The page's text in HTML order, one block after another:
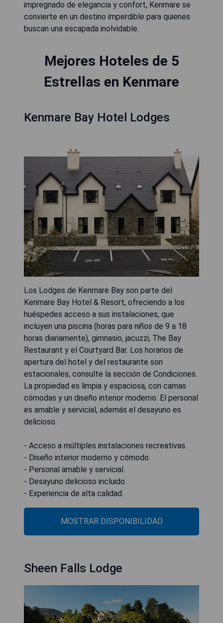
impregnado de elegancia y confort, Kenmare se
convierte en un destino imperdible para quienes
buscan una escapada inolvidable.
Mejores Hoteles de 5
Estrellas en Kenmare
Kenmare Bay Hotel Lodges
Los Lodges de Kenmare Bay son parte del
Kenmare Bay Hotel & Resort, ofreciendo a los
huéspedes acceso a sus instalaciones, que
incluyen una piscina (horas para niños de 9 a 18
horas diariamente), gimnasio, jacuzzi, The Bay
Restaurant y el Courtyard Bar. Los horarios de
apertura del hotel y del restaurante son
estacionales; consulte la sección de Condiciones.
La propiedad es limpia y espaciosa, con camas
cómodas y un diseño interior moderno. El personal
es amable y servicial, además el desayuno es
delicioso.
- Acceso a múltiples instalaciones recreativas.
- Diseño interior moderno y cómodo.
- Personal amable y servicial.
- Desayuno delicioso incluido.
- Experiencia de alta calidad.
MOSTRAR DISPONIBILIDAD
Sheen Falls Lodge